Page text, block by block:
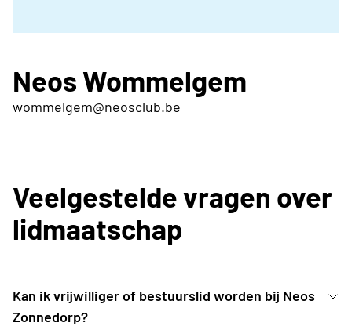
Neos Wommelgem
wommelgem@neosclub.be
Veelgestelde vragen over
lidmaatschap
Kan ik vrijwilliger of bestuurslid worden bij Neos
Zonnedorp?